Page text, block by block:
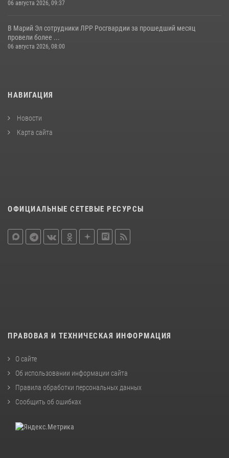
06 августа 2026, 09:37
В Марий Эл сотрудники ЛРР Росгвардии за прошедший месяц
провели более ...
06 августа 2026, 08:00
НАВИГАЦИЯ
Новости
Карта сайта
ОФИЦИАЛЬНЫЕ СЕТЕВЫЕ РЕСУРСЫ
ПРАВОВАЯ И ТЕХНИЧЕСКАЯ ИНФОРМАЦИЯ
О сайте
Об использовании информации сайта
Правила обработки персональных данных
Сообщить об ошибках